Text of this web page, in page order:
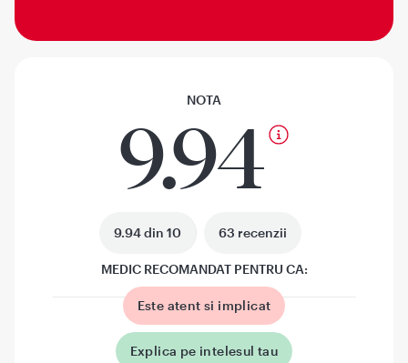
NOTA
9.94
9.94 din 10 63 recenzii
MEDIC RECOMANDAT PENTRU CA:
Este atent si implicat
Explica pe intelesul tau